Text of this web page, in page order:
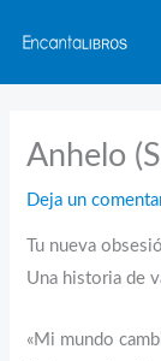
contenido
Anhelo
Deja un
Tu nueva
Una historia de
«Mi mundo